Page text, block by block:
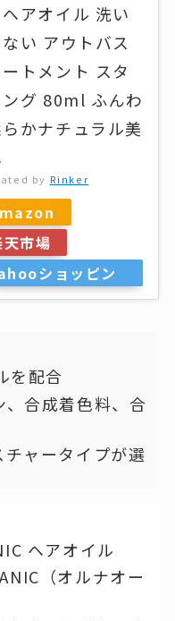
アオイル 洗い
い アウトバス
ートメント スタ
グ 80ml ふんわ
かナチュラル美
by Rinker
天市場
ショッピン
を配合
合成着色料、合
ャータイプが選
ヘアオイル
（オルナオー